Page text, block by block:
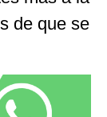
de que se